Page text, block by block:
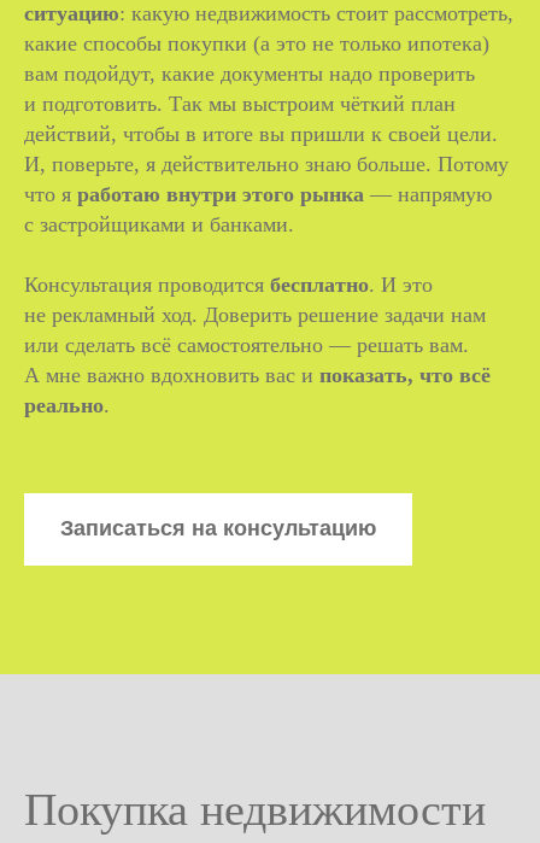
ситуацию: какую недвижимость стоит рассмотреть,
какие способы покупки (а это не только ипотека)
вам подойдут, какие документы надо проверить
и подготовить. Так мы выстроим чёткий план
действий, чтобы в итоге вы пришли к своей цели.
И, поверьте, я действительно знаю больше. Потому
что я работаю внутри этого рынка — напрямую
с застройщиками и банками.
Консультация проводится бесплатно. И это
не рекламный ход. Доверить решение задачи нам
или сделать всё самостоятельно — решать вам.
А мне важно вдохновить вас и показать, что всё
реально.
Записаться на консультацию
Покупка недвижимости